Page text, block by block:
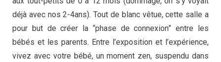
déjà avec nos 2-4ans). Tout de blanc vêtue, cette salle a
pour but de créer la “phase de connexion” entre les
bébés et les parents. Entre l’exposition et l’expérience,
vivez avec votre bébé, un moment zen, suspendu dans